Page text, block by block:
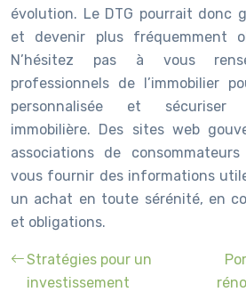
évolution. Le DTG pourrait donc
et devenir plus fréquemment
N’hésitez pas à vous
professionnels de l’immobilier
personnalisée et sécuriser
immobilière. Des sites web
associations de
vous fournir des informations
un achat en toute sérénité, en
et obligations.
Stratégies pour un
investissement